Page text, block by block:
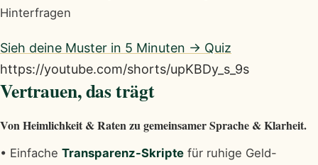
Hinterfragen
Sieh deine Muster in 5 Minuten → Quiz
https://youtube.com/shorts/upKBDy_s_9s
Vertrauen, das trägt
Von Heimlichkeit & Raten zu gemeinsamer Sprache & Klarheit.
• Einfache Transparenz-Skripte für ruhige Geld-